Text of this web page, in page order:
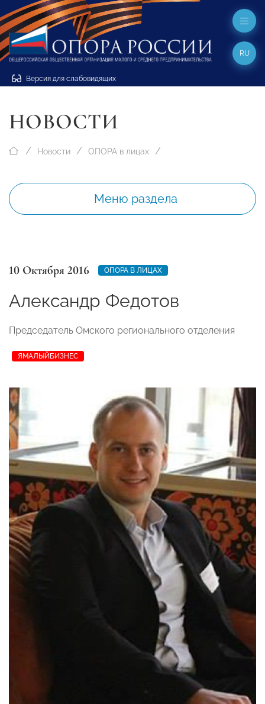
Версия для слабовидящих
RU
НОВОСТИ
Новости ОПОРА в лицах
Меню раздела
10 Октября 2016 ОПОРА В ЛИЦАХ
Александр Федотов
Председатель Омского регионального отделения
ЯМАЛЫЙБИЗНЕС